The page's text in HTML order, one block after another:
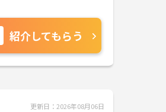
紹介してもらう
更新日：2026年08月06日